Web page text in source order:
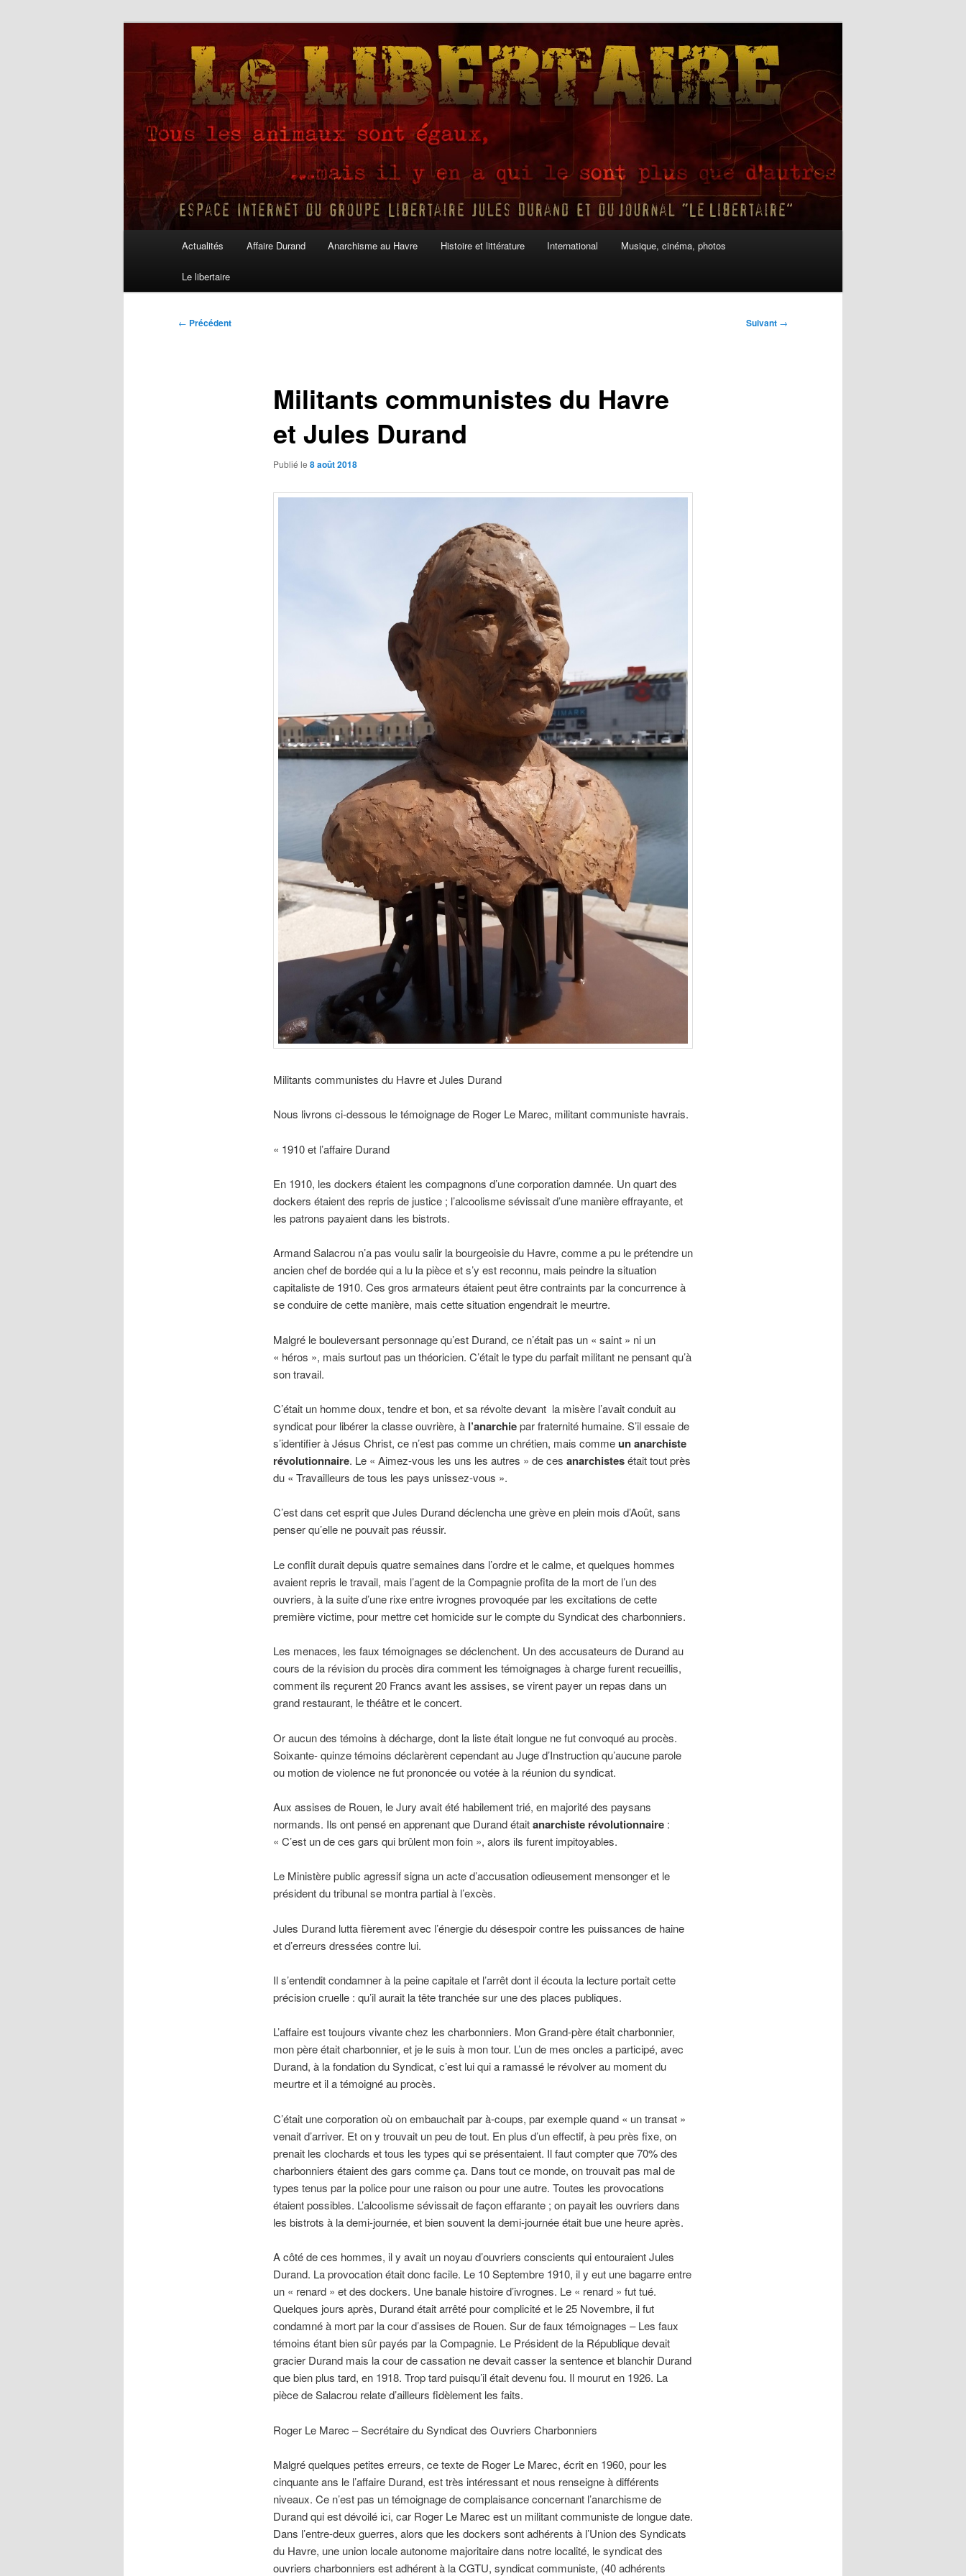
Le Libertaire
Actualités Affaire Durand Anarchisme au Havre Histoire et littérature International Musique, cinéma, photos
Le libertaire
Navigation
← Précédent Suivant →
Militants communistes du Havre
et Jules Durand
Publié le 8 août 2018
Militants communistes du Havre et Jules Durand
Nous livrons ci-dessous le témoignage de Roger Le Marec, militant communiste havrais.
« 1910 et l’affaire Durand
En 1910, les dockers étaient les compagnons d’une corporation damnée. Un quart des
dockers étaient des repris de justice ; l’alcoolisme sévissait d’une manière effrayante, et
les patrons payaient dans les bistrots.
Armand Salacrou n’a pas voulu salir la bourgeoisie du Havre, comme a pu le prétendre un
ancien chef de bordée qui a lu la pièce et s’y est reconnu, mais peindre la situation
capitaliste de 1910. Ces gros armateurs étaient peut être contraints par la concurrence à
se conduire de cette manière, mais cette situation engendrait le meurtre.
Malgré le bouleversant personnage qu’est Durand, ce n’était pas un « saint » ni un
« héros », mais surtout pas un théoricien. C’était le type du parfait militant ne pensant qu’à
son travail.
C’était un homme doux, tendre et bon, et sa révolte devant la misère l’avait conduit au
syndicat pour libérer la classe ouvrière, à l’anarchiepar fraternité humaine. S’il essaie de
s’identifier à Jésus Christ, ce n’est pas comme un chrétien, mais commeun anarchiste
révolutionnaire. Le « Aimez-vous les uns les autres » de ces anarchistesétait tout près
du « Travailleurs de tous les pays unissez-vous ».
C’est dans cet esprit que Jules Durand déclencha une grève en plein mois d’Août, sans
penser qu’elle ne pouvait pas réussir.
Le conflit durait depuis quatre semaines dans l’ordre et le calme, et quelques hommes
avaient repris le travail, mais l’agent de la Compagnie profita de la mort de l’un des
ouvriers, à la suite d’une rixe entre ivrognes provoquée par les excitations de cette
première victime, pour mettre cet homicide sur le compte du Syndicat des charbonniers.
Les menaces, les faux témoignages se déclenchent. Un des accusateurs de Durand au
cours de la révision du procès dira comment les témoignages à charge furent recueillis,
comment ils reçurent 20 Francs avant les assises, se virent payer un repas dans un
grand restaurant, le théâtre et le concert.
Or aucun des témoins à décharge, dont la liste était longue ne fut convoqué au procès.
Soixante- quinze témoins déclarèrent cependant au Juge d’Instruction qu’aucune parole
ou motion de violence ne fut prononcée ou votée à la réunion du syndicat.
Aux assises de Rouen, le Jury avait été habilement trié, en majorité des paysans
normands. Ils ont pensé en apprenant que Durand étaitanarchiste révolutionnaire:
« C’est un de ces gars qui brûlent mon foin », alors ils furent impitoyables.
Le Ministère public agressif signa un acte d’accusation odieusement mensonger et le
président du tribunal se montra partial à l’excès.
Jules Durand lutta fièrement avec l’énergie du désespoir contre les puissances de haine
et d’erreurs dressées contre lui.
Il s’entendit condamner à la peine capitale et l’arrêt dont il écouta la lecture portait cette
précision cruelle : qu’il aurait la tête tranchée sur une des places publiques.
L’affaire est toujours vivante chez les charbonniers. Mon Grand-père était charbonnier,
mon père était charbonnier, et je le suis à mon tour. L’un de mes oncles a participé, avec
Durand, à la fondation du Syndicat, c’est lui qui a ramassé le révolver au moment du
meurtre et il a témoigné au procès.
C’était une corporation où on embauchait par à-coups, par exemple quand « un transat »
venait d’arriver. Et on y trouvait un peu de tout. En plus d’un effectif, à peu près fixe, on
prenait les clochards et tous les types qui se présentaient. Il faut compter que 70% des
charbonniers étaient des gars comme ça. Dans tout ce monde, on trouvait pas mal de
types tenus par la police pour une raison ou pour une autre. Toutes les provocations
étaient possibles. L’alcoolisme sévissait de façon effarante ; on payait les ouvriers dans
les bistrots à la demi-journée, et bien souvent la demi-journée était bue une heure après.
A côté de ces hommes, il y avait un noyau d’ouvriers conscients qui entouraient Jules
Durand. La provocation était donc facile. Le 10 Septembre 1910, il y eut une bagarre entre
un « renard » et des dockers. Une banale histoire d’ivrognes. Le « renard » fut tué.
Quelques jours après, Durand était arrêté pour complicité et le 25 Novembre, il fut
condamné à mort par la cour d’assises de Rouen. Sur de faux témoignages – Les faux
témoins étant bien sûr payés par la Compagnie. Le Président de la République devait
gracier Durand mais la cour de cassation ne devait casser la sentence et blanchir Durand
que bien plus tard, en 1918. Trop tard puisqu’il était devenu fou. Il mourut en 1926. La
pièce de Salacrou relate d’ailleurs fidèlement les faits.
Roger Le Marec – Secrétaire du Syndicat des Ouvriers Charbonniers
Malgré quelques petites erreurs, ce texte de Roger Le Marec, écrit en 1960, pour les
cinquante ans le l’affaire Durand, est très intéressant et nous renseigne à différents
niveaux. Ce n’est pas un témoignage de complaisance concernant l’anarchisme de
Durand qui est dévoilé ici, car Roger Le Marec est un militant communiste de longue date.
Dans l’entre-deux guerres, alors que les dockers sont adhérents à l’Union des Syndicats
du Havre, une union locale autonome majoritaire dans notre localité, le syndicat des
ouvriers charbonniers est adhérent à la CGTU, syndicat communiste, (40 adhérents